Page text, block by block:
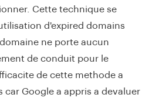
Cette technique se
d'expired domains
ne porte aucun
de conduit pour le
de cette methode a
Google a appris a devaluer